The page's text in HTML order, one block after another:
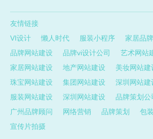
友情链接
VI设计
懒人时代 服装小程序
家居品
品牌网站建设
品牌vi设计公司
艺术网站
家居网站建设
地产网站建设
美妆网站建
珠宝网站建设
集团网站建设
深圳网站建
服装网站建设
深圳网站建设
品牌策划公
广州品牌顾问
网络营销 品牌策划
包
宣传片拍摄